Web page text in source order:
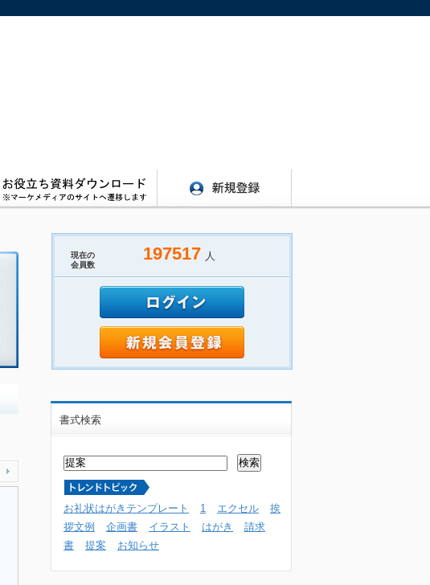
現在の
会員数
197517 人
書式検索
お礼状はがきテンプレート 1 エクセル
挨
拶文例
企画書 イラスト はがき
請求
書
提案 お知らせ